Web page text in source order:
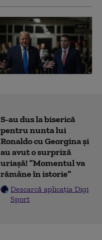
S-au dus la biserică
pentru nunta lui
Ronaldo cu Georgina și
au avut o surpriză
uriașă! ”Momentul va
rămâne în istorie”
Descarcă aplicația Digi
Sport